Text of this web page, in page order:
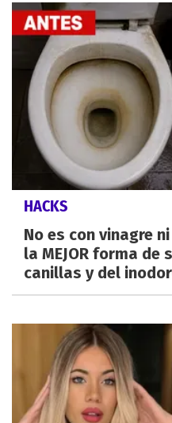
HACKS
No es con vinagre
la MEJOR forma
canillas y del